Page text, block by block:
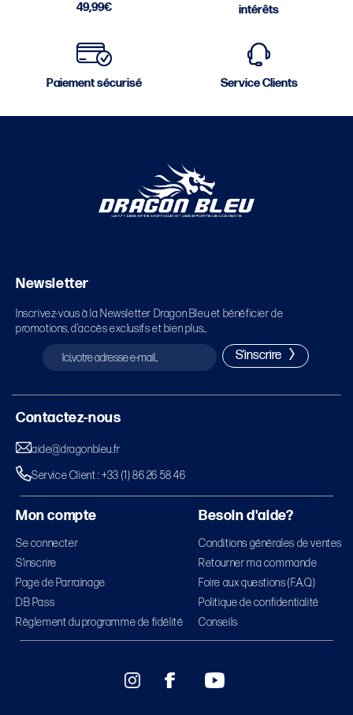
49,99€
intérêts
Paiement sécurisé Service Clients
Newsletter
Inscrivez-vous à la Newsletter Dragon Bleu et bénéficier de
promotions, d’accès exclusifs et bien plus…
S'inscrire
Contactez-nous
aide@dragonbleu.fr
Service Client : +33 (1) 86 26 58 46
Mon compte
Se connecter
S’inscrire
Page de Parrainage
DB Pass
Règlement du programme de fidélité
Besoin d'aide?
Conditions générales de ventes
Retourner ma commande
Foire aux questions (F.A.Q)
Politique de confidentialité
Conseils